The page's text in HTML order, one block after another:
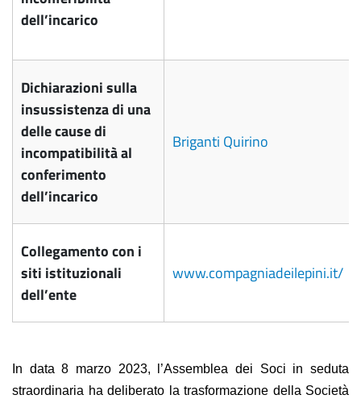
dell’incarico
Dichiarazioni sulla
insussistenza di una
delle cause di
incompatibilità al
conferimento
dell’incarico
Briganti Quirino
Collegamento con i
siti istituzionali
dell’ente
www.compagniadeilepini.it/
In data 8 marzo 2023, l’Assemblea dei Soci in seduta
straordinaria ha deliberato la trasformazione della Società